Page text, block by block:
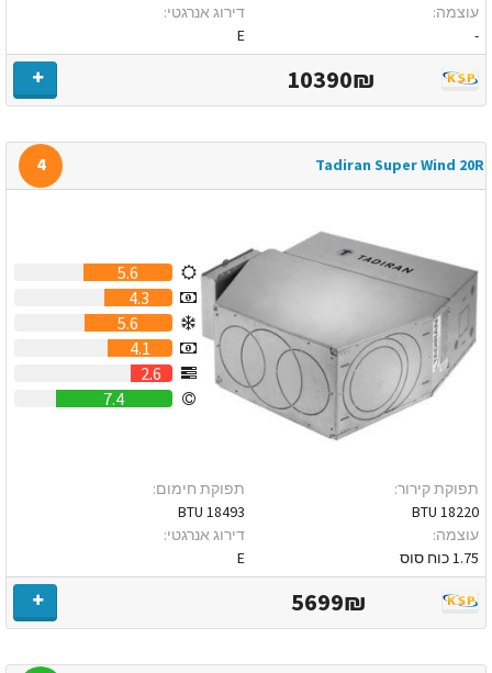
עוצמה:
-
דירוג אנרגטי:
E
10390₪
Tadiran Super Wind 20R
4
5.6
4.3
5.6
4.1
2.6
7.4
תפוקת קירור:
18220 BTU
עוצמה:
1.75 כוח סוס
תפוקת חימום:
18493 BTU
דירוג אנרגטי:
E
5699₪